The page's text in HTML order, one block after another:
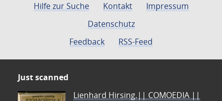
Hilfe zur Suche Kontakt
Impressum
Datenschutz
Feedback
RSS-Feed
Just scanned
Lienhard Hirsing.|| COMOEDIA ||